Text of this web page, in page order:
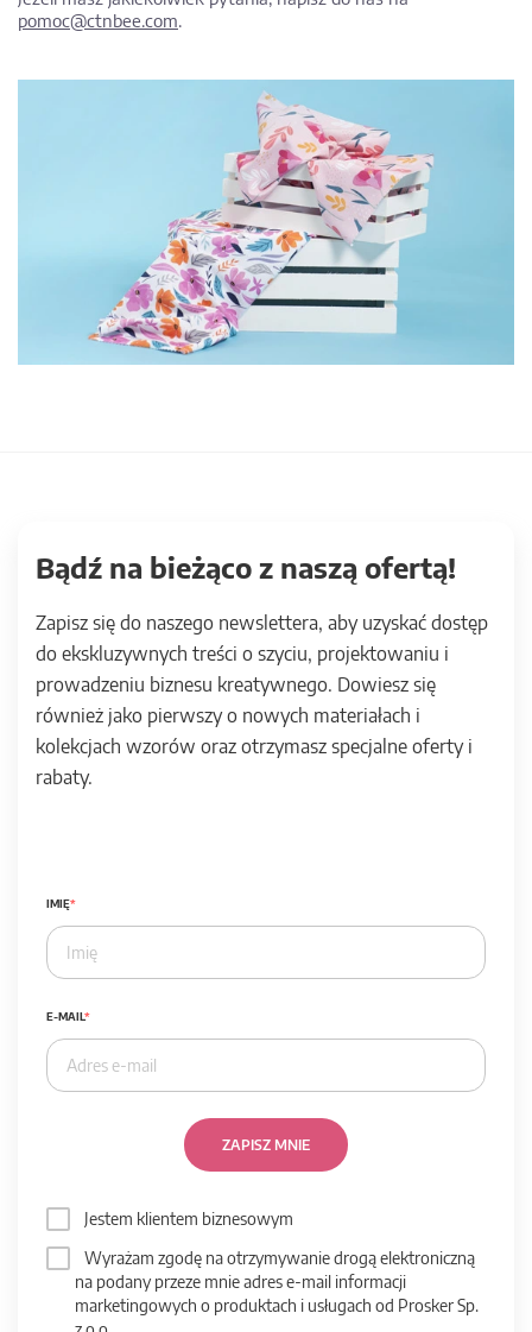
pomoc@ctnbee.com.
Bądź na bieżąco z naszą ofertą!
Zapisz się do naszego newslettera, aby uzyskać dostęp
do ekskluzywnych treści o szyciu, projektowaniu i
prowadzeniu biznesu kreatywnego. Dowiesz się
również jako pierwszy o nowych materiałach i
kolekcjach wzorów oraz otrzymasz specjalne oferty i
rabaty.
IMIĘ
E-MAIL
ZAPISZ MNIE
Jestem klientem biznesowym
Wyrażam zgodę na otrzymywanie drogą elektroniczną
na podany przeze mnie adres e-mail informacji
marketingowych o produktach i usługach od Prosker Sp.